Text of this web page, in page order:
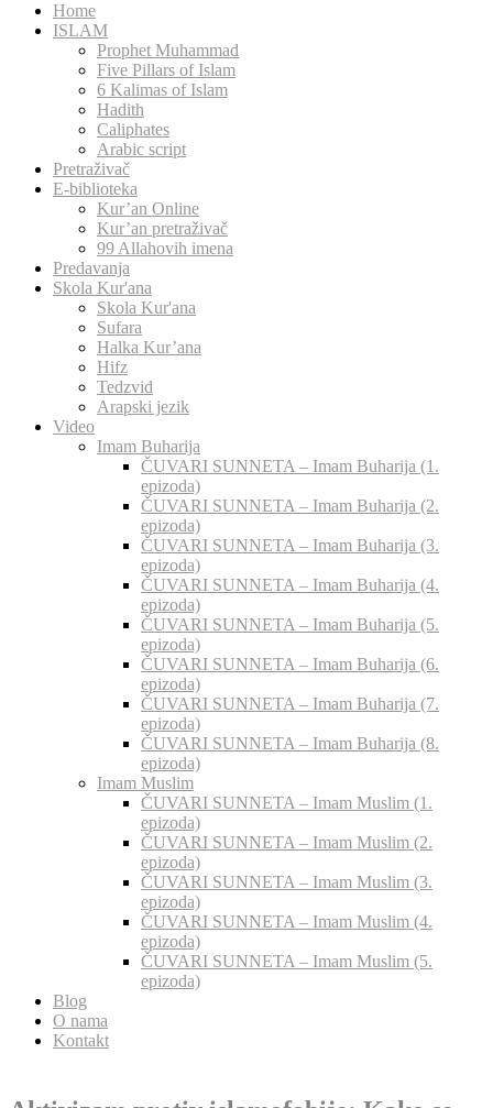
Home
ISLAM
Prophet Muhammad
Five Pillars of Islam
6 Kalimas of Islam
Hadith
Caliphates
Arabic script
Pretraživač
E-biblioteka
Kur’an Online
Kur’an pretraživač
99 Allahovih imena
Predavanja
Skola Kur'ana
Skola Kur'ana
Sufara
Halka Kur’ana
Hifz
Tedzvid
Arapski jezik
Video
Imam Buharija
ČUVARI SUNNETA – Imam Buharija (1.
epizoda)
ČUVARI SUNNETA – Imam Buharija (2.
epizoda)
ČUVARI SUNNETA – Imam Buharija (3.
epizoda)
ČUVARI SUNNETA – Imam Buharija (4.
epizoda)
ČUVARI SUNNETA – Imam Buharija (5.
epizoda)
ČUVARI SUNNETA – Imam Buharija (6.
epizoda)
ČUVARI SUNNETA – Imam Buharija (7.
epizoda)
ČUVARI SUNNETA – Imam Buharija (8.
epizoda)
Imam Muslim
ČUVARI SUNNETA – Imam Muslim (1.
epizoda)
ČUVARI SUNNETA – Imam Muslim (2.
epizoda)
ČUVARI SUNNETA – Imam Muslim (3.
epizoda)
ČUVARI SUNNETA – Imam Muslim (4.
epizoda)
ČUVARI SUNNETA – Imam Muslim (5.
epizoda)
Blog
O nama
Kontakt